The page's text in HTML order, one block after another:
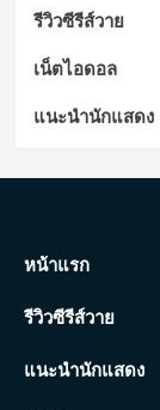
รีวิวซีรีส์วาย
เน็ตไอดอล
แนะนำนักแสดง
หน้าแรก
รีวิวซีรีส์วาย
แนะนำนักแสดง